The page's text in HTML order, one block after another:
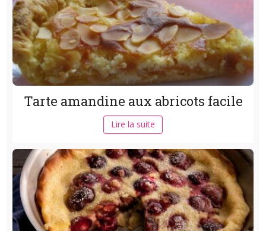
Tarte amandine aux abricots facile
Lire la suite